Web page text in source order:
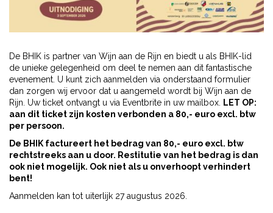
De BHIK is partner van Wijn aan de Rijn en biedt u als BHIK-lid
de unieke gelegenheid om deel te nemen aan dit fantastische
evenement. U kunt zich aanmelden via onderstaand formulier
dan zorgen wij ervoor dat u aangemeld wordt bij Wijn aan de
Rijn. Uw ticket ontvangt u via Eventbrite in uw mailbox.
LET OP:
aan dit ticket zijn kosten verbonden a 80,- euro excl. btw
per persoon.
De BHIK factureert het bedrag van 80,- euro excl. btw
rechtstreeks aan u door. Restitutie van het bedrag is dan
ook niet mogelijk. Ook niet als u onverhoopt verhindert
bent!
Aanmelden kan tot uiterlijk 27 augustus 2026.